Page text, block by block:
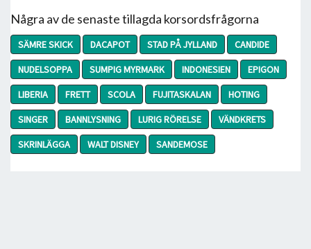
Några av de senaste tillagda korsordsfrågorna
SÄMRE SKICK DACAPOT STAD PÅ JYLLAND
CANDIDE
NUDELSOPPA
SUMPIG MYRMARK INDONESIEN
EPIGON
LIBERIA
FRETT SCOLA FUJITASKALAN
HOTING
SINGER
BANNLYSNING LURIG RÖRELSE
VÄNDKRETS
SKRINLÄGGA
WALT DISNEY SANDEMOSE